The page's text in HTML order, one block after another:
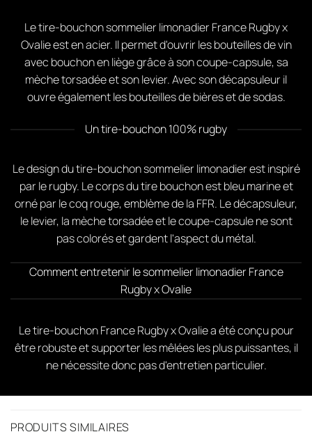
Le tire-bouchon sommelier limonadier France Rugby x
Ovalie est en acier. Il permet d'ouvrir les bouteilles de vin
avec bouchon en liège grâce à son coupe-capsule, sa
mèche torsadée et son levier. Avec son décapsuleur il
ouvre également les bouteilles de bières et de sodas.
Un tire-bouchon 100% rugby
Le design du tire-bouchon sommelier limonadier est inspiré
par le rugby. Le corps du tire bouchon est bleu marine et
orné par le coq rouge, emblème de la FFR. Le décapsuleur,
le levier, la mèche torsadée et le coupe-capsule ne sont
pas colorés et gardent l'aspect du métal.
Comment entretenir le sommelier limonadier France
Rugby x Ovalie
Le tire-bouchon France Rugby x Ovalie a été conçu pour
être robuste et supporter les mêlées les plus puissantes, il
ne nécessite donc pas d'entretien particulier.
PRODUITS SIMILAIRES